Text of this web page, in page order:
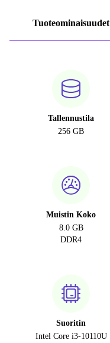
Tuoteominaisuudet
Tallennustila
256 GB
Muistin Koko
8.0 GB
DDR4
Suoritin
Intel Core i3-10110U